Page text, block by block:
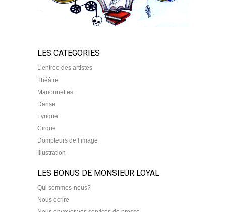
LES CATEGORIES
L’entrée des artistes
Théâtre
Marionnettes
Danse
Lyrique
Cirque
Dompteurs de l’image
Illustration
LES BONUS DE MONSIEUR LOYAL
Qui sommes-nous?
Nous écrire